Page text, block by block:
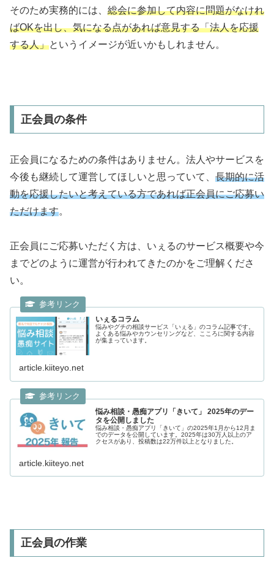
そのため実務的には、 総会に参加して内容に問題がなけれ
ばOKを出し、気になる点があれば意見する「法人を応援
する人」というイメージが近いかもしれません。
正会員の条件
正会員になるための条件はありません。法人やサービスを
今後も継続して運営してほしいと思っていて、 長期的に活
動を応援したいと考えている方であれば正会員にご応募い
ただけます。
正会員にご応募いただく方は、いぇるのサービス概要や今
までどのように運営が行われてきたのかをご理解くださ
い。
いぇるコラム
悩みやグチの相談サービス「いぇる」のコラム記事です。
よくある悩みやカウンセリングなど、こころに関する内容
が集まっています。
article.kiiteyo.net
悩み相談・愚痴アプリ「きいて」 2025年のデー
タを公開しました
悩み相談・愚痴アプリ「きいて」の2025年1月から12月ま
でのデータを公開しています。2025年は30万人以上のア
クセスがあり、投稿数は22万件以上となりました。
article.kiiteyo.net
正会員の作業